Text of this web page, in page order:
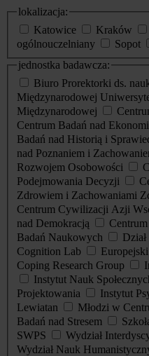
lokalizacja:
Katowice
Kraków
ogólnouczelniany
Sopot
jednostka badawcza:
Biuro Prorektorki ds.
Międzynarodowej
Międzynarodowej
Centrum Badań nad
Badań nad Historią i
nad Poznaniem i
Rozwojem Osobowości
Podejmowania Decyzji
Zdrowiem i Zachowaniami
Centrum Cywilizacji Azji
nad Demokracją
Badań Naukowych
Cognition Lab
Coping Research Group
Instytut Nauk
Projektowania
Instytut
Lewiatan
Młodzi w
Badań nad Stresem
SWPS
Wydział
Wydział Nauk